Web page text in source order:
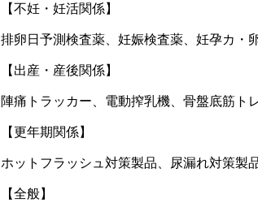
【不妊・妊活関係】
排卵日予測検査薬、妊娠検査薬、妊孕カ・
【出産・産後関係】
陣痛トラッカー、電動搾乳機、骨盤底筋ト
【更年期関係】
ホットフラッシュ対策製品、尿漏れ対策製
【全般】